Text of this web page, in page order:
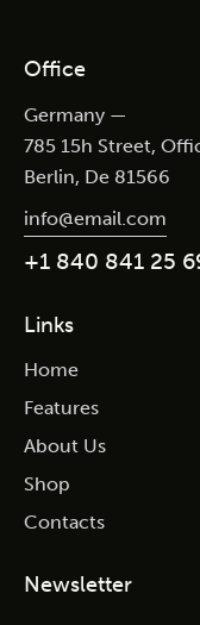
Office
Germany —
785 15h Street,
Berlin, De 81566
info@email.com
+1 840 841 25
Links
Home
Features
About Us
Shop
Contacts
Newsletter